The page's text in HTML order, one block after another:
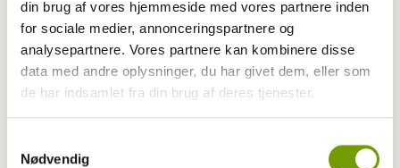
din brug af vores hjemmeside med vores partnere inden
for sociale medier, annonceringspartnere og
analysepartnere. Vores partnere kan kombinere disse
data med andre oplysninger, du har givet dem, eller som
de har indsamlet fra din brug af deres tjenester.
Nødvendig